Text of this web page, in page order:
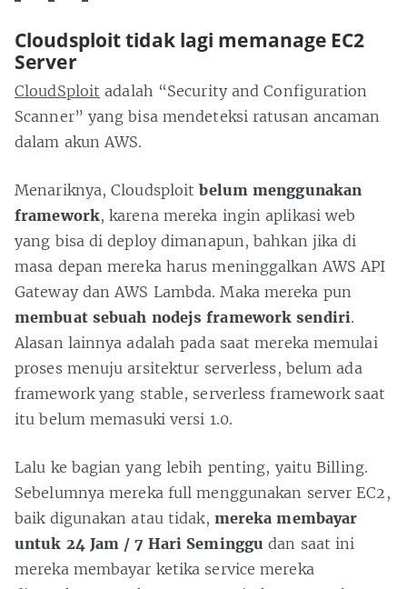
Cloudsploit tidak lagi memanage EC2
Server
CloudSploit adalah “Security and Configuration
Scanner” yang bisa mendeteksi ratusan ancaman
dalam akun AWS.
Menariknya, Cloudsploitbelum menggunakan
framework, karena mereka ingin aplikasi web
yang bisa di deploy dimanapun, bahkan jika di
masa depan mereka harus meninggalkan AWS API
Gateway dan AWS Lambda. Maka mereka pun
membuat sebuah nodejs framework sendiri.
Alasan lainnya adalah pada saat mereka memulai
proses menuju arsitektur serverless, belum ada
framework yang stable, serverless framework saat
itu belum memasuki versi 1.0.
Lalu ke bagian yang lebih penting, yaitu Billing.
Sebelumnya mereka full menggunakan server EC2,
baik digunakan atau tidak, mereka membayar
untuk 24 Jam / 7 Hari Seminggu dan saat ini
mereka membayar ketika service mereka